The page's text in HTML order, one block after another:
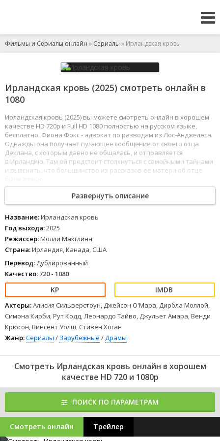
Фильмы и Сериалы онлайн » Сериалы » Ирландская кровь
Ирландская кровь (2025) смотреть онлайн в
1080
Ирландская кровь (2025) вы можете смотреть онлайн в хорошем
качестве HD 720p и Full HD 1080 полностью на русском языке,
бесплатно. Фиона Фокс - адвокат по разводам из Лос-Анджелеса.
Однажды она получает пугающее сообщение от своего отца
Деклана, с которым давно не общалась, и отправляется
в Ирландию. Там ей предстоит столкнуться с семейными тайнами
и выяснить, что большинство из рассказов её матери об отце
12345 678
Развернуть описание
Название:Ирландская кровь
Год выхода:2025
Режиссер:Молли Макглинн
Страна:Ирландия, Канада, США
Перевод: Дублированный
Качество: 720 - 1080
Актеры:Алисия Сильверстоун, Джейсон О'Мара, Дирбла Моллой,
Симона Кирби, Рут Кодд, Леонардо Тайво, Джульет Амара, Венди
Крюсон, Винсент Уолш, Стивен Хоган
Жанр:Сериалы / Зарубежные /Драмы
Смотреть Ирландская кровь онлайн в хорошем
качестве HD 720 и 1080p
ПОИСК ПО ПАРАМЕТРАМ
Смотреть онлайн Трейлер